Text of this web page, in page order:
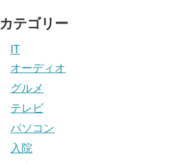
カテゴリー
IT
オーディオ
グルメ
テレビ
パソコン
入院